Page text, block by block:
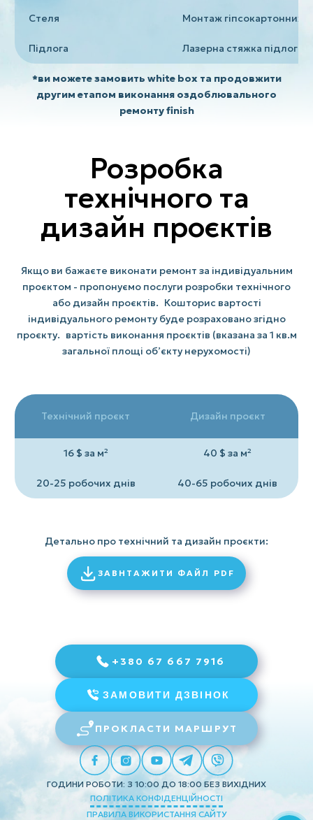
Стеля Монтаж гіпсокартонних
Підлога Лазерна стяжка підлоги
*ви можете замовить white box та продовжити
другим етапом виконання оздоблювального
ремонту finish
Розробка
технічного та
дизайн проєктів
Якщо ви бажаєте виконати ремонт за індивідуальним
проєктом - пропонуємо послуги розробки технічного
або дизайн проєктів. Кошторис вартості
індивідуального ремонту буде розраховано згідно
проєкту. вартість виконання проєктів (вказана за 1 кв.м
загальної площі об’єкту нерухомості)
Технічний проєкт Дизайн проєкт
16 $ за м² 40 $ за м²
20-25 робочих днів 40-65 робочих днів
Детально про технічний та дизайн проєкти:
ЗАВНТАЖИТИ ФАЙЛ PDF
+380 67 667 7916
ЗАМОВИТИ ДЗВІНОК
ПРОКЛАСТИ МАРШРУТ
ПОЛІТИКА КОНФІДЕНЦІЙНОСТІ
ГОДИНИ РОБОТИ: З 10:00 ДО 18:00 БЕЗ ВИХІДНИХ
ПРАВИЛА ВИКОРИСТАННЯ САЙТУ